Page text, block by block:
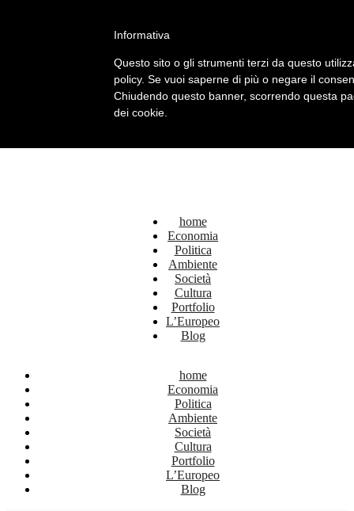
Linkedin
home
Economia
Politica
Ambiente
Società
Cultura
Portfolio
L’Europeo
Blog
home
Economia
Politica
Ambiente
Società
Cultura
Portfolio
L’Europeo
Blog
Informativa
Questo sito o gli strumenti terzi da questo
policy. Se vuoi saperne di più o negare il
Chiudendo questo banner, scorrendo questa
dei cookie.